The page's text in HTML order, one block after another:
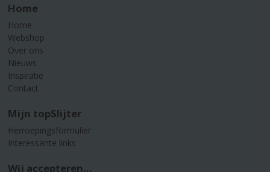
Home
Home
Webshop
Over ons
Nieuws
Inspiratie
Contact
Mijn topSlijter
Herroepingsformulier
Interessante links
Wij accepteren...